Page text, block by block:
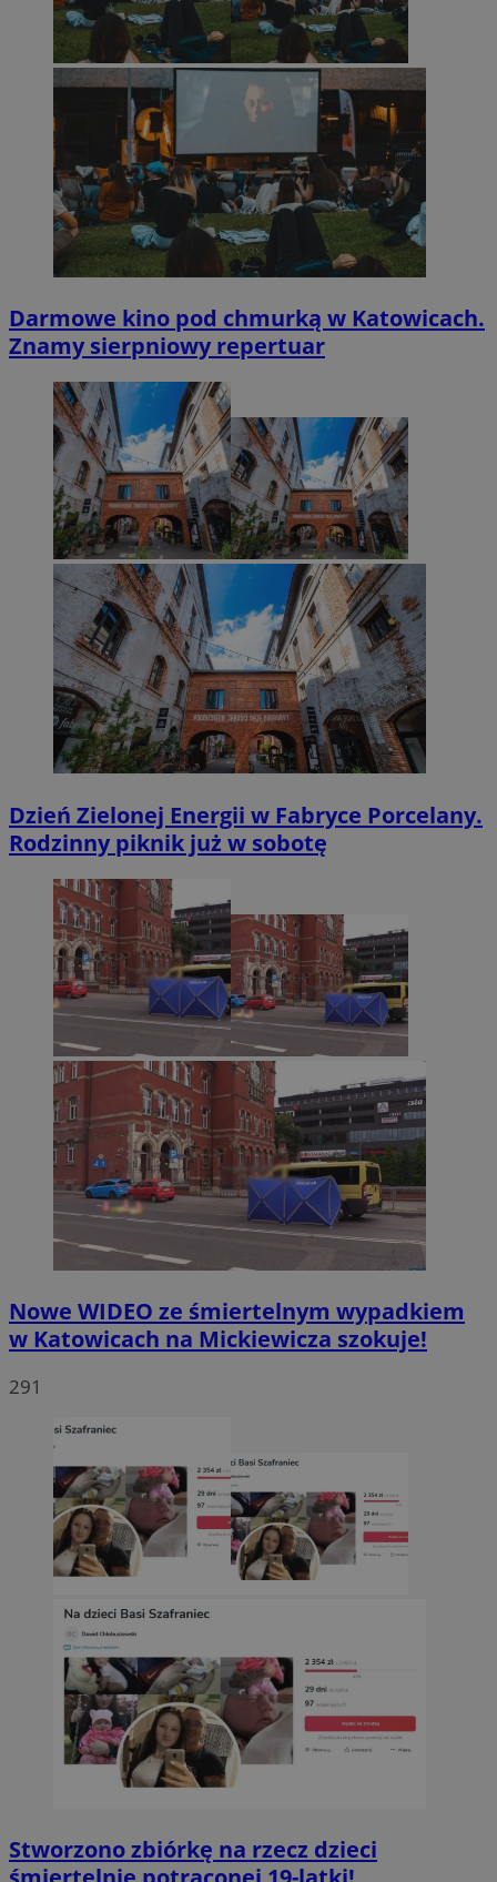
Darmowe kino pod chmurką w Katowicach.
Znamy sierpniowy repertuar
Dzień Zielonej Energii w Fabryce Porcelany.
Rodzinny piknik już w sobotę
Nowe WIDEO ze śmiertelnym wypadkiem
w Katowicach na Mickiewicza szokuje!
291
Stworzono zbiórkę na rzecz dzieci